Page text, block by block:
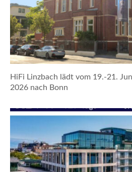
HiFi Linzbach lädt vom 19.-21.
2026 nach Bonn